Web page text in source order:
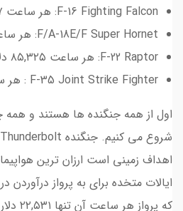
F-16 Fighting Falcon: هر ساعت ۲۶,۹۲۷ دلار
F/A-18E/F Super Hornet: هر ساعت ۳۰,۴۰۴ دلار
F-22 Raptor: هر ساعت ۸۵,۳۲۵ دلار
F-35 Joint Strike Fighter : هر ساعت ۴۱,۹۸۶ دلار
اول از همه جنگنده ها هستند و همه
اهداف زمینی است ارزان ترین
ایالات متخده برای به پرواز درآوردن